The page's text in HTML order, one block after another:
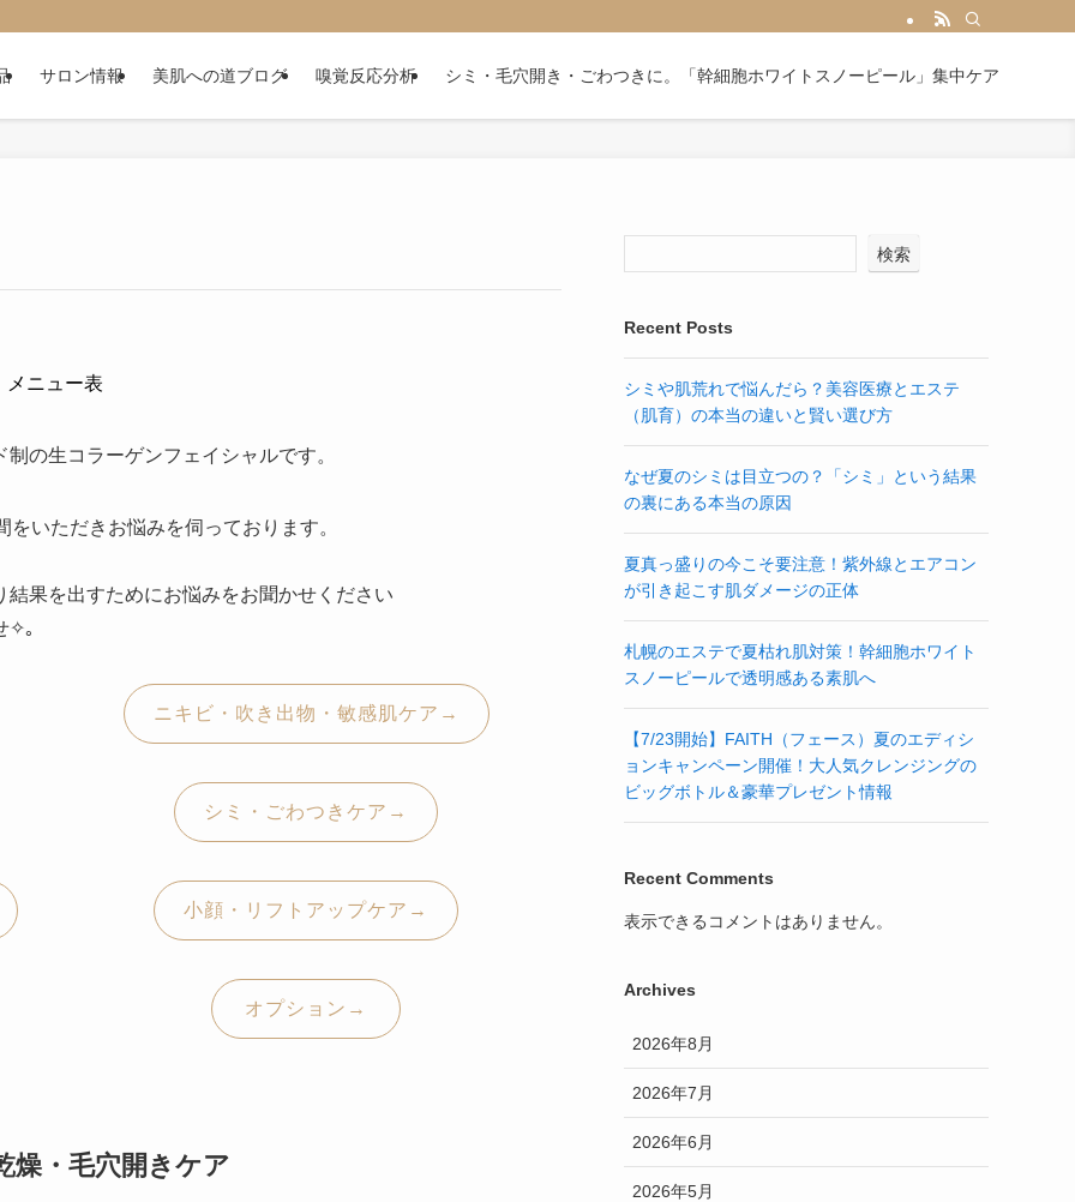
サロン情報 美肌への道ブログ 嗅覚反応分析 シミ・毛穴開き・ごわつきに。「幹細胞ホワイトスノーピール」集中ケア
メニュー表
の生コラーゲンフェイシャルです。
いただきお悩みを伺っております。
果を出すためにお悩みをお聞かせください
✧｡
ニキビ・吹き出物・敏感肌ケア→
シミ・ごわつきケア→
小顔・リフトアップケア→
オプション→
燥・毛穴開きケア
検索
Recent Posts
シミや肌荒れで悩んだら？美容医療とエステ
（肌育）の本当の違いと賢い選び方
なぜ夏のシミは目立つの？「シミ」という結果
の裏にある本当の原因
夏真っ盛りの今こそ要注意！紫外線とエアコン
が引き起こす肌ダメージの正体
札幌のエステで夏枯れ肌対策！幹細胞ホワイト
スノーピールで透明感ある素肌へ
【7/23開始】FAITH（フェース）夏のエディシ
ョンキャンペーン開催！大人気クレンジングの
ビッグボトル＆豪華プレゼント情報
Recent Comments
表示できるコメントはありません。
Archives
2026年8月
2026年7月
2026年6月
2026年5月